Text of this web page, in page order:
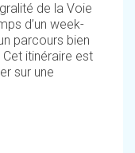
de la Voie
d’un week-
parcours bien
itinéraire est
sur une